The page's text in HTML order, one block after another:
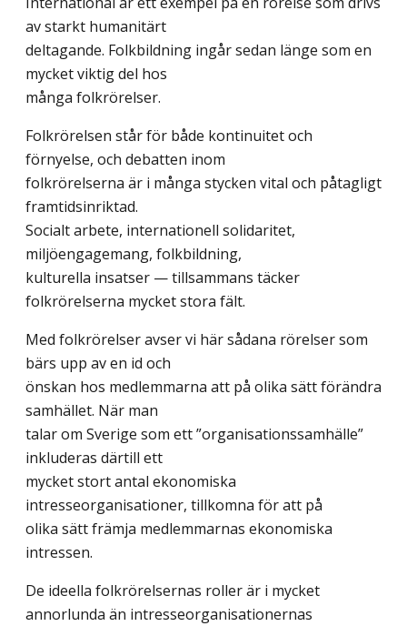
av starkt humanitärt
deltagande. Folkbildning ingår sedan länge som en
mycket viktig del hos
många folkrörelser.
Folkrörelsen står för både kontinuitet och
förnyelse, och debatten inom
folkrörelserna är i många stycken vital och påtagligt
framtidsinriktad.
Socialt arbete, internationell solidaritet,
miljöengagemang, folkbildning,
kulturella insatser — tillsammans täcker
folkrörelserna mycket stora fält.
Med folkrörelser avser vi här sådana rörelser som
bärs upp av en id och
önskan hos medlemmarna att på olika sätt förändra
samhället. När man
talar om Sverige som ett ”organisationssamhälle”
inkluderas därtill ett
mycket stort antal ekonomiska
intresseorganisationer, tillkomna för att på
olika sätt främja medlemmarnas ekonomiska
intressen.
De ideella folkrörelsernas roller är i mycket
annorlunda än intresseorganisationernas